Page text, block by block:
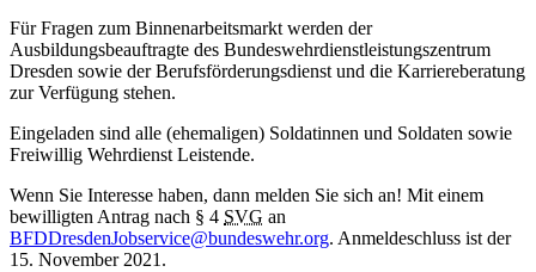
Für Fragen zum Binnenarbeitsmarkt werden der
Ausbildungsbeauftragte des Bundeswehrdienstleistungszentrum
Dresden sowie der Berufsförderungsdienst und die Karriereberatung
zur Verfügung stehen.
Eingeladen sind alle (ehemaligen) Soldatinnen und Soldaten sowie
Freiwillig Wehrdienst Leistende.
Wenn Sie Interesse haben, dann melden Sie sich an! Mit einem
bewilligten Antrag nach § 4 SVG an
BFDDresdenJobservice@bundeswehr.org. Anmeldeschluss ist der
15. November 2021.